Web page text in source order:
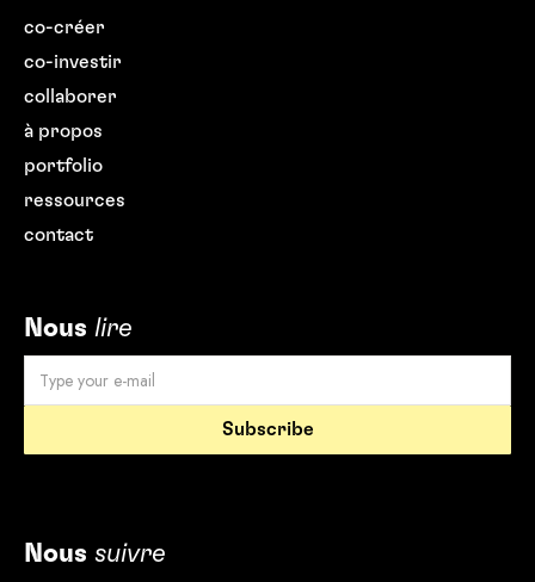
co-créer
co-investir
collaborer
à propos
portfolio
ressources
contact
Nous lire
Nous suivre